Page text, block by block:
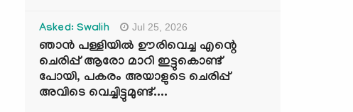
Asked: Swalih Jul 25, 2026
ഞാൻ പള്ളിയിൽ ഊരിവെച്ച എന്റെ
ചെരിപ്പ് ആരോ മാറി ഇട്ടുകൊണ്ട്
പോയി, പകരം അയാളുടെ ചെരിപ്പ്
അവിടെ വെച്ചിട്ടുമുണ്ട്....